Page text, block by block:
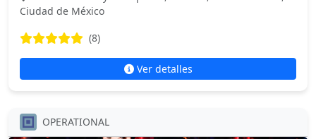
Ciudad de México
(8)
Ver detalles
OPERATIONAL